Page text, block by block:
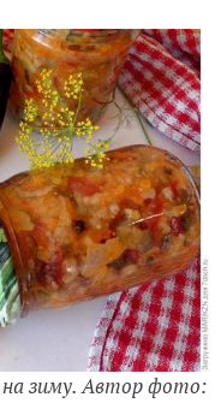
на зиму. Автор фото: